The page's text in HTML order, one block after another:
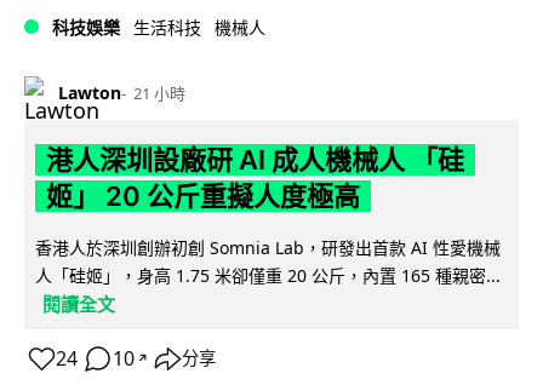
科技娛樂 生活科技 機械人
Lawton 21 小時
港人深圳設廠研 AI 成人機械人 「硅
姬」 20 公斤重擬人度極高
香港人於深圳創辦初創 Somnia Lab，研發出首款 AI 性愛機械
人「硅姬」，身高 1.75 米卻僅重 20 公斤，內置 165 種親密...
閱讀全文
24 10 ↗ 分享